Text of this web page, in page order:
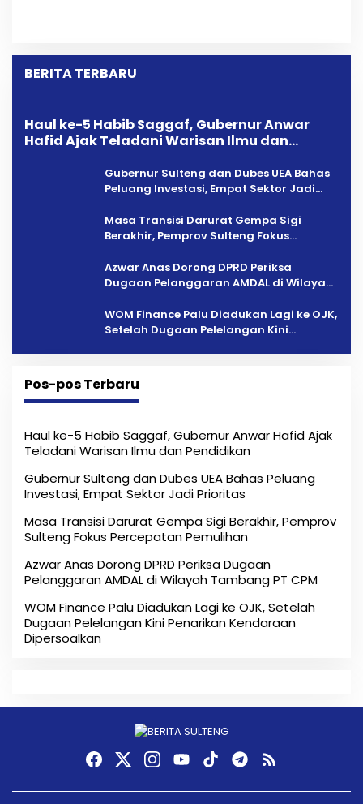
Dipersoalkan ‎
BERITA TERBARU
Haul ke-5 Habib Saggaf, Gubernur Anwar
Hafid Ajak Teladani Warisan Ilmu dan
Gubernur Sulteng dan Dubes UEA Bahas
Peluang Investasi, Empat Sektor Jadi
Masa Transisi Darurat Gempa Sigi
Berakhir, Pemprov Sulteng Fokus
Azwar Anas Dorong DPRD Periksa
Dugaan Pelanggaran AMDAL di Wilayah
‎WOM Finance Palu Diadukan Lagi ke OJK,
Setelah Dugaan Pelelangan Kini
Pos-pos Terbaru
Haul ke-5 Habib Saggaf, Gubernur Anwar Hafid Ajak
Teladani Warisan Ilmu dan Pendidikan
Gubernur Sulteng dan Dubes UEA Bahas Peluang
Investasi, Empat Sektor Jadi Prioritas
Masa Transisi Darurat Gempa Sigi Berakhir, Pemprov
Sulteng Fokus Percepatan Pemulihan
Azwar Anas Dorong DPRD Periksa Dugaan
Pelanggaran AMDAL di Wilayah Tambang PT CPM
‎WOM Finance Palu Diadukan Lagi ke OJK, Setelah
Dugaan Pelelangan Kini Penarikan Kendaraan
Dipersoalkan ‎